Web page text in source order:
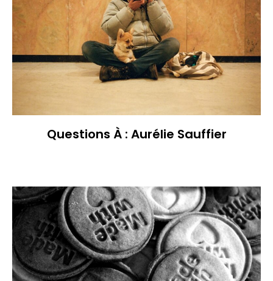
Questions À : Aurélie Sauffier